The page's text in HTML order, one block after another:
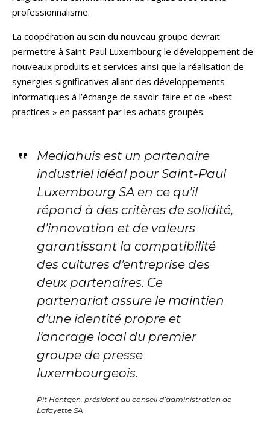
professionnalisme.
La coopération au sein du nouveau groupe devrait
permettre à Saint-Paul Luxembourg le développement de
nouveaux produits et services ainsi que la réalisation de
synergies significatives allant des développements
informatiques à l’échange de savoir-faire et de «best
practices » en passant par les achats groupés.
Mediahuis est un partenaire
industriel idéal pour Saint-Paul
Luxembourg SA en ce qu’il
répond à des critères de solidité,
d’innovation et de valeurs
garantissant la compatibilité
des cultures d’entreprise des
deux partenaires. Ce
partenariat assure le maintien
d’une identité propre et
l’ancrage local du premier
groupe de presse
luxembourgeois.
Pit Hentgen, président du conseil d’administration de
Lafayette SA